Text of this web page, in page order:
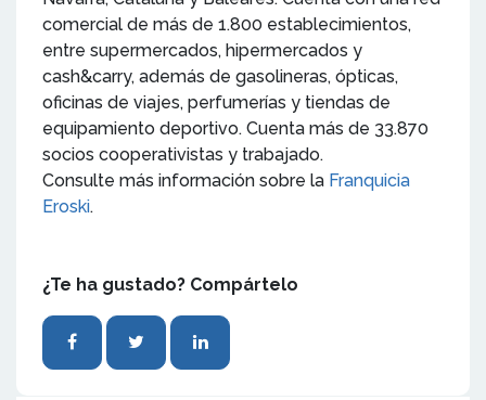
comercial de más de 1.800 establecimientos,
entre supermercados, hipermercados y
cash&carry, además de gasolineras, ópticas,
oficinas de viajes, perfumerías y tiendas de
equipamiento deportivo. Cuenta más de 33.870
socios cooperativistas y trabajado.
Consulte más información sobre la Franquicia
Eroski.
¿Te ha gustado? Compártelo